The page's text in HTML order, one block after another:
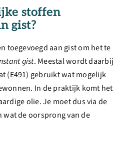
stoffen
gist?
toegevoegd aan gist om het te
gist. Meestal wordt daarbij
(E491) gebruikt wat mogelijk
In de praktijk komt het
olie. Je moet dus via de
de oorsprong van de